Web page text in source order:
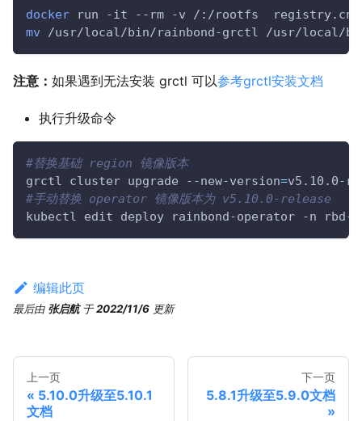
docker run -it --rm -v /:/rootfs  registry.cn-
mv /usr/local/bin/rainbond-grctl /usr/local/
注意： 如果遇到无法安装 grctl 可以参考grctl安装文档
执行升级命令
#替换基础 region 镜像版本
grctl cluster upgrade --new-version=v5.10.0-
#手动替换 operator 镜像版本为 v5.10.0-release
kubectl edit deploy rainbond-operator -n rbd-
编辑此页
最后由 张启航 于2022/11/6 更新
上一页
5.10.0升级至5.10.1
文档
下一页
5.8.1升级至5.9.0文档